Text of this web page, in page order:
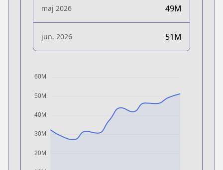
maj 2026 49M
jun. 2026 51M